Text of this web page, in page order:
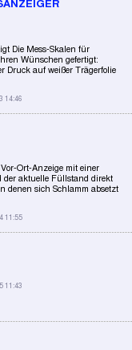
Die Mess-Skalen für
Wünschen gefertigt:
Druck auf weißer Trägerfolie
14:46
Ort-Anzeige mit einer
der aktuelle Füllstand direkt
denen sich Schlamm absetzt
11:55
11:43